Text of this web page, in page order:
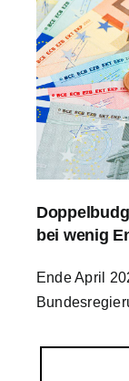
bei wenig
Ende April